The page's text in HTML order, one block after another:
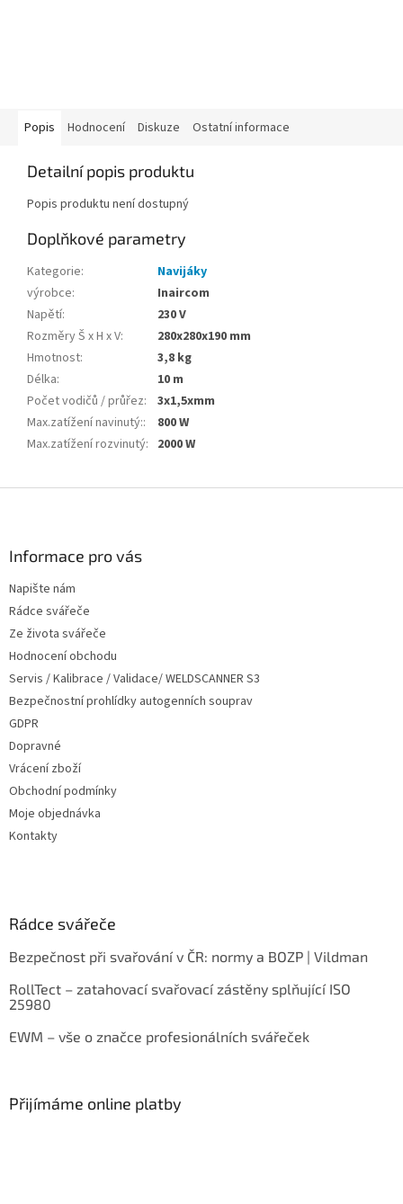
Popis Hodnocení Diskuze Ostatní informace
Detailní popis produktu
Popis produktu není dostupný
Doplňkové parametry
Kategorie:
Navijáky
výrobce:
Inaircom
Napětí:
230 V
Rozměry Š x H x V:
280x280x190 mm
Hmotnost:
3,8 kg
Délka:
10 m
Počet vodičů / průřez:
3x1,5xmm
Max.zatížení navinutý::
800 W
Max.zatížení rozvinutý: 2000 W
Informace pro vás
Napište nám
Rádce svářeče
Ze života svářeče
Hodnocení obchodu
Servis / Kalibrace / Validace/ WELDSCANNER S3
Bezpečnostní prohlídky autogenních souprav
GDPR
Dopravné
Vrácení zboží
Obchodní podmínky
Moje objednávka
Kontakty
Rádce svářeče
Bezpečnost při svařování v ČR: normy a BOZP | Vildman
RollTect – zatahovací svařovací zástěny splňující ISO
25980
EWM – vše o značce profesionálních svářeček
Přijímáme online platby